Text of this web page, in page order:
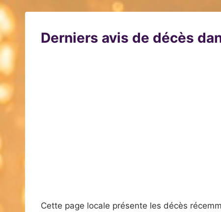
Derniers avis de décès
Cette page locale présente les décès